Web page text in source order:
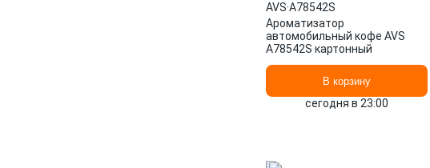
AVS·A78542S
Ароматизатор
автомобильный кофе AVS
A78542S картонный
В корзину
сегодня в 23:00